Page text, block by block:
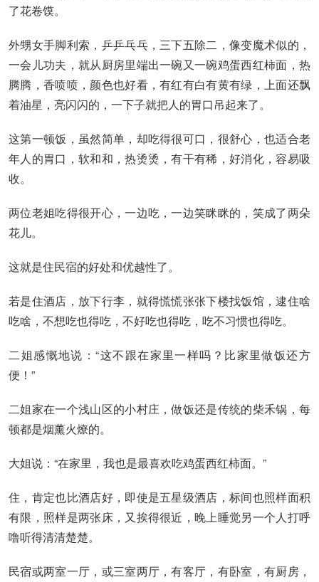
了花卷馍。
外甥女手脚利索，乒乒乓乓，三下五除二，像变魔术似的，
一会儿功夫，就从厨房里端出一碗又一碗鸡蛋西红柿面，热
腾腾，香喷喷，颜色也好看，有红有白有黄有绿，上面还飘
着油星，亮闪闪的，一下子就把人的胃口吊起来了。
这第一顿饭，虽然简单，却吃得很可口，很舒心，也适合老
年人的胃口，软和和，热烫烫，有干有稀，好消化，容易吸
收。
两位老姐吃得很开心，一边吃，一边笑眯眯的，笑成了两朵
花儿。
这就是住民宿的好处和优越性了。
若是住酒店，放下行李，就得慌慌张张下楼找饭馆，逮住啥
吃啥，不想吃也得吃，不好吃也得吃，吃不习惯也得吃。
二姐感慨地说：“这不跟在家里一样吗？比家里做饭还方
便！”
二姐家在一个浅山区的小村庄，做饭还是传统的柴禾锅，每
顿都是烟薰火燎的。
大姐说：“在家里，我也是最喜欢吃鸡蛋西红柿面。”
住，肯定也比酒店好，即使是五星级酒店，标间也照样面积
有限，照样是两张床，又挨得很近，晚上睡觉另一个人打呼
噜听得清清楚楚。
民宿或两室一厅，或三室两厅，有客厅，有卧室，有厨房，